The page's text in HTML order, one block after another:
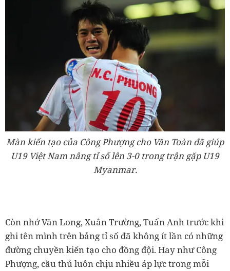
Màn kiến tạo của Công Phượng cho Văn Toàn đã giúp
U19 Việt Nam nâng tỉ số lên 3-0 trong trận gặp U19
Myanmar.
Còn nhớ Văn Long, Xuân Trường, Tuấn Anh trước khi
ghi tên mình trên bảng tỉ số đã không ít lần có những
đường chuyền kiến tạo cho đồng đội. Hay như Công
Phượng, cầu thủ luôn chịu nhiều áp lực trong mỗi